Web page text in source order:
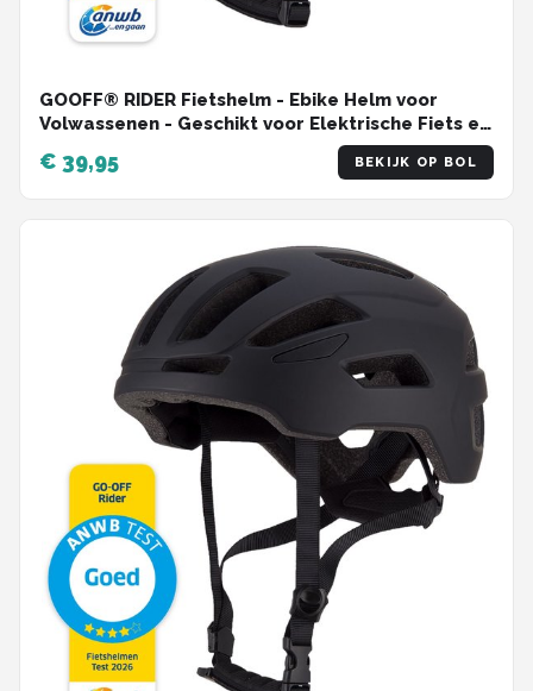
GOOFF® RIDER Fietshelm - Ebike Helm voor
Volwassenen - Geschikt voor Elektrische Fiets en
Racefiets - Dames en Heren - Zwart - L
€ 39,95 BEKIJK OP BOL